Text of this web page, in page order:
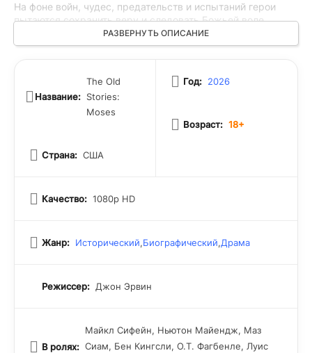
На фоне войн, чудес, предательств и испытаний герои
пытаются сохранить веру и следовать Божьей воле,
несмотря на соблазны и страхи своего времени. Особое
место занимает юный Давид, который через древние
предназначение и готовится к будущей роли правителя.
РАЗВЕРНУТЬ ОПИСАНИЕ
Название:
The Old
Stories:
Moses
Страна: США
Год: 2026
Возраст: 18+
Качество: 1080p HD
Жанр: Исторический,Биографический,Драма
Режиссер: Джон Эрвин
В ролях:
Майкл Сифейн, Ньютон Майендж, Маз
Сиам, Бен Кингсли, О.Т. Фагбенле, Луис